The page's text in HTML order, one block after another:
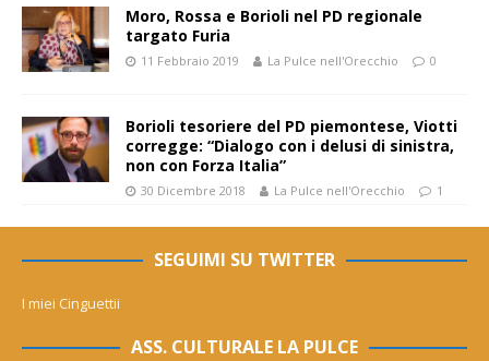
Moro, Rossa e Borioli nel PD regionale
targato Furia
11 Febbraio 2019 La Pulce nell'Orecchio 0
Borioli tesoriere del PD piemontese, Viotti
corregge: “Dialogo con i delusi di sinistra,
non con Forza Italia”
30 Dicembre 2018 La Pulce nell'Orecchio 1
SEGUIMI SU TWITTER
I miei Cinguettii
ASS. CULTURALE LA PULCE